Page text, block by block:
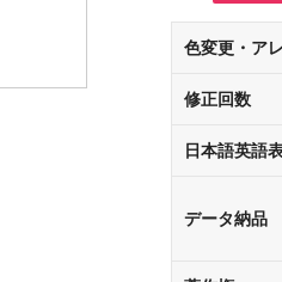
色変更・ア
修正回数
日本語英語
データ納品